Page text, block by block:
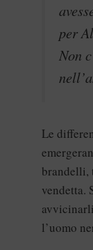
per
Non
Le
brandelli,
vendetta.
l’uomo